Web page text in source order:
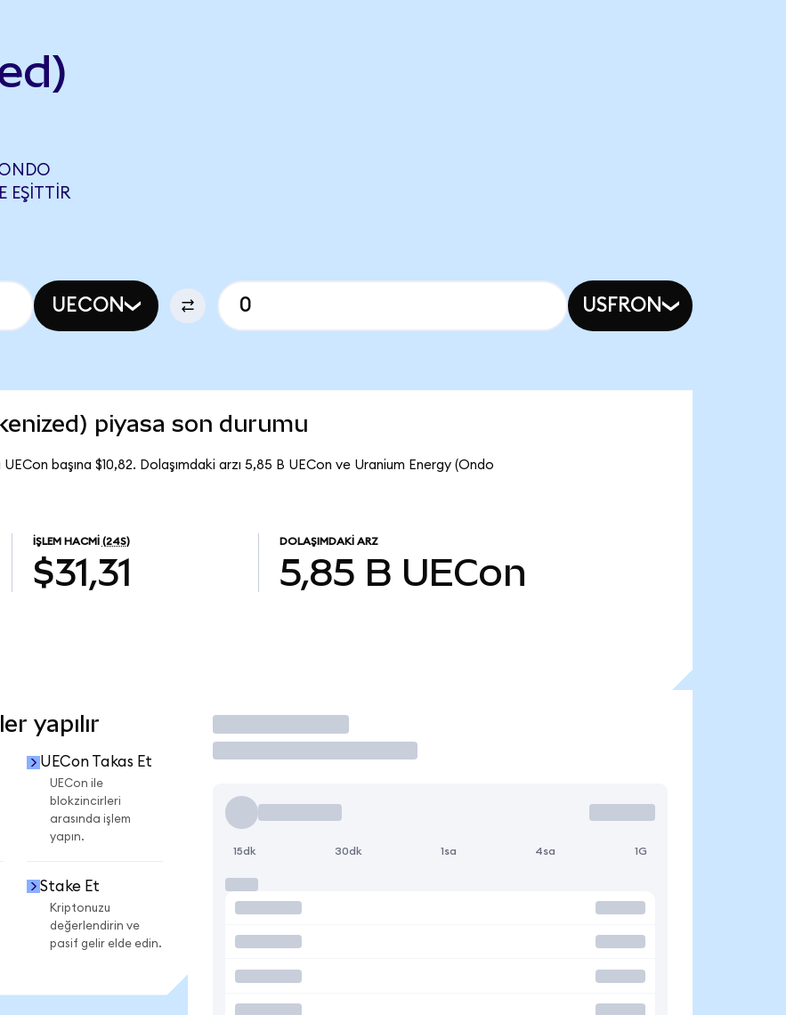
EŞITTIR
UECON USFRON
piyasa son durumu
başına $10,82. Dolaşımdaki arzı 5,85 B UECon ve Uranium Energy (Ondo
İŞLEM HACMI (24S)
$31,31
DOLAŞIMDAKI ARZ
5,85 B UECon
yapılır
UECon Takas Et
UECon ile
blokzincirleri
arasında işlem
yapın.
Stake Et
Kriptonuzu
değerlendirin ve
pasif gelir elde edin.
İşlem Yap
15dk 30dk 1sa 4sa 1G